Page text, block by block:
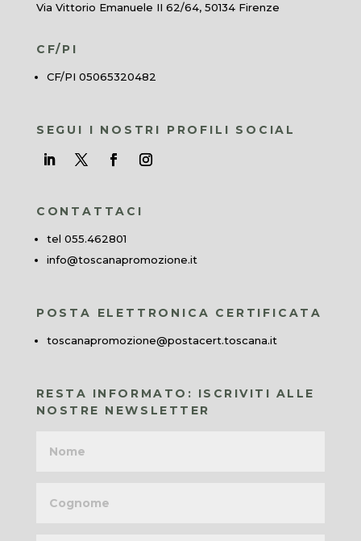
Via Vittorio Emanuele II 62/64, 50134 Firenze
CF/PI
CF/PI 05065320482
SEGUI I NOSTRI PROFILI SOCIAL
CONTATTACI
tel 055.462801
info@toscanapromozione.it
POSTA ELETTRONICA CERTIFICATA
toscanapromozione@postacert.toscana.it
RESTA INFORMATO: ISCRIVITI ALLE
NOSTRE NEWSLETTER